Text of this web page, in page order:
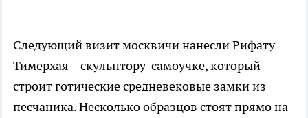
Следующий визит москвичи нанесли Рифату
Тимерхая – скульптору-самоучке, который
строит готические средневековые замки из
песчаника. Несколько образцов стоят прямо на